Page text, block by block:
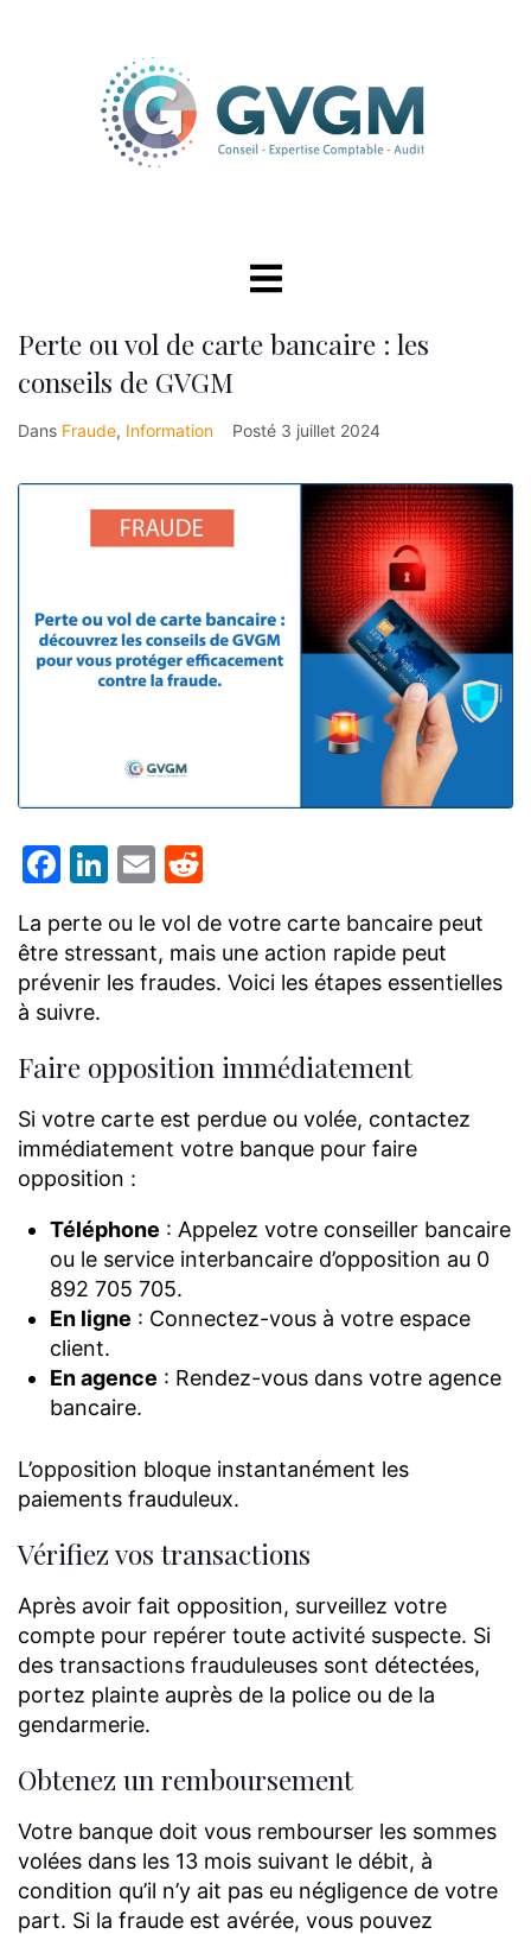
Perte ou vol de carte bancaire : les
conseils de GVGM
Dans Fraude, Information Posté 3 juillet 2024
Facebook
LinkedIn
Email
La perte ou le vol de votre carte bancaire peut
être stressant, mais une action rapide peut
prévenir les fraudes. Voici les étapes essentielles
à suivre.
Faire opposition immédiatement
Si votre carte est perdue ou volée, contactez
immédiatement votre banque pour faire
opposition :
Téléphone : Appelez votre conseiller bancaire
ou le service interbancaire d’opposition au 0
892 705 705.
En ligne : Connectez-vous à votre espace
client.
En agence : Rendez-vous dans votre agence
bancaire.
L’opposition bloque instantanément les
paiements frauduleux.
Vérifiez vos transactions
Après avoir fait opposition, surveillez votre
compte pour repérer toute activité suspecte. Si
des transactions frauduleuses sont détectées,
portez plainte auprès de la police ou de la
gendarmerie.
Obtenez un remboursement
Votre banque doit vous rembourser les sommes
volées dans les 13 mois suivant le débit, à
condition qu’il n’y ait pas eu négligence de votre
part. Si la fraude est avérée, vous pouvez